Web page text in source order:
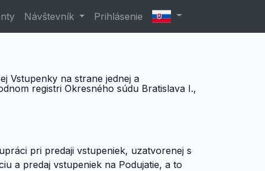
Návštevník Prihlásenie
Vstupenky na strane jednej a
registri Okresného súdu Bratislava I.,
pri predaji vstupeniek, uzatvorenej s
a predaj vstupeniek na Podujatie, a to